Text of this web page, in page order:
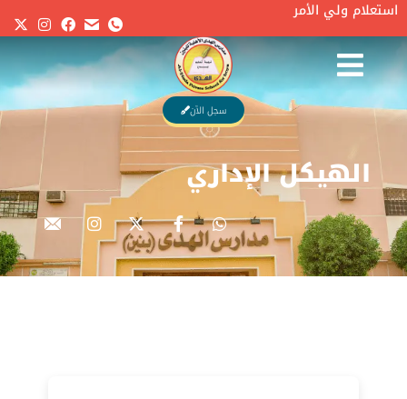
استعلام ولي الأمر
سجل الآن
أنت هنا: Home الهيكل الإ�…
الهيكل الإداري